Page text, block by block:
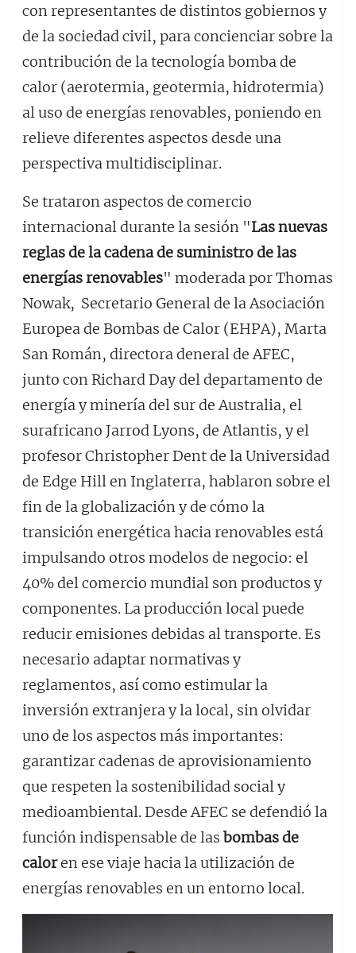
con representantes de distintos gobiernos y
de la sociedad civil, para concienciar sobre la
contribución de la tecnología bomba de
calor (aerotermia, geotermia, hidrotermia)
al uso de energías renovables, poniendo en
relieve diferentes aspectos desde una
perspectiva multidisciplinar.
Se trataron aspectos de comercio
internacional durante la sesión "Las nuevas
reglas de la cadena de suministro de las
energías renovables" moderada por Thomas
Nowak, Secretario General de la Asociación
Europea de Bombas de Calor (EHPA), Marta
San Román, directora deneral de AFEC,
junto con Richard Day del departamento de
energía y minería del sur de Australia, el
surafricano Jarrod Lyons, de Atlantis, y el
profesor Christopher Dent de la Universidad
de Edge Hill en Inglaterra, hablaron sobre el
fin de la globalización y de cómo la
transición energética hacia renovables está
impulsando otros modelos de negocio: el
40% del comercio mundial son productos y
componentes. La producción local puede
reducir emisiones debidas al transporte. Es
necesario adaptar normativas y
reglamentos, así como estimular la
inversión extranjera y la local, sin olvidar
uno de los aspectos más importantes:
garantizar cadenas de aprovisionamiento
que respeten la sostenibilidad social y
medioambiental. Desde AFEC se defendió la
función indispensable de las bombas de
caloren ese viaje hacia la utilización de
energías renovables en un entorno local.